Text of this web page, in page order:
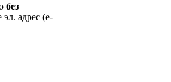
без
адрес (e-